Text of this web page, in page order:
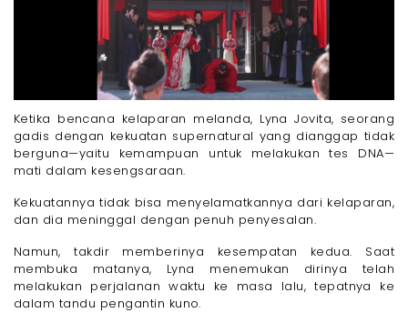
Ketika bencana kelaparan melanda, Lyna Jovita, seorang
gadis dengan kekuatan supernatural yang dianggap tidak
berguna—yaitu kemampuan untuk melakukan tes DNA—
mati dalam kesengsaraan.
Kekuatannya tidak bisa menyelamatkannya dari kelaparan,
dan dia meninggal dengan penuh penyesalan.
Namun, takdir memberinya kesempatan kedua. Saat
membuka matanya, Lyna menemukan dirinya telah
melakukan perjalanan waktu ke masa lalu, tepatnya ke
dalam tandu pengantin kuno.